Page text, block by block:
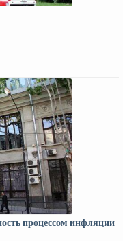
процессом инфляции